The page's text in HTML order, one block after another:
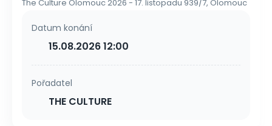
The Culture Olomouc 2026 - 17. listopadu 939/7, Olomouc
Datum konání
15.08.2026 12:00
Pořadatel
THE CULTURE